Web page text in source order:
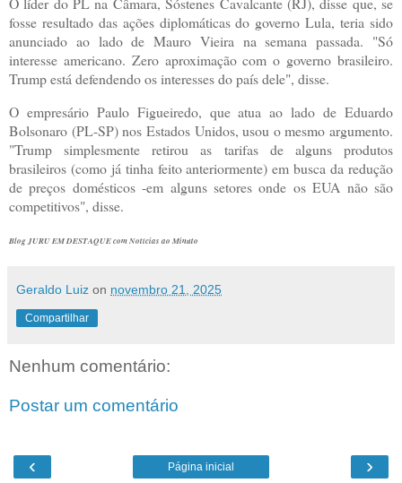
fosse resultado das ações diplomáticas do governo Lula, teria sido
anunciado ao lado de Mauro Vieira na semana passada. "Só
interesse americano. Zero aproximação com o governo brasileiro.
Trump está defendendo os interesses do país dele", disse.
O empresário Paulo Figueiredo, que atua ao lado de Eduardo
Bolsonaro (PL-SP) nos Estados Unidos, usou o mesmo argumento.
"Trump simplesmente retirou as tarifas de alguns produtos
brasileiros (como já tinha feito anteriormente) em busca da redução
de preços domésticos -em alguns setores onde os EUA não são
competitivos", disse.
Blog JURU EM DESTAQUE com Notícias ao Minuto
Geraldo Luiz on novembro 21, 2025
Compartilhar
Nenhum comentário:
Postar um comentário
‹ ›
Página inicial